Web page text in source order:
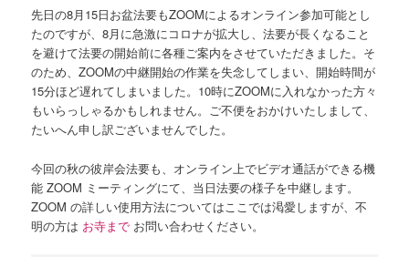
先日の8月15日お盆法要もZOOMによるオンライン参加可能とし
たのですが、8月に急激にコロナが拡大し、法要が長くなること
を避けて法要の開始前に各種ご案内をさせていただきました。そ
のため、ZOOMの中継開始の作業を失念してしまい、開始時間が
15分ほど遅れてしまいました。10時にZOOMに入れなかった方々
もいらっしゃるかもしれません。ご不便をおかけいたしまして、
たいへん申し訳ございませんでした。
今回の秋の彼岸会法要も、オンライン上でビデオ通話ができる機
能 ZOOM ミーティングにて、当日法要の様子を中継します。
ZOOM の詳しい使用方法についてはここでは渇愛しますが、不
明の方は お寺まで お問い合わせください。